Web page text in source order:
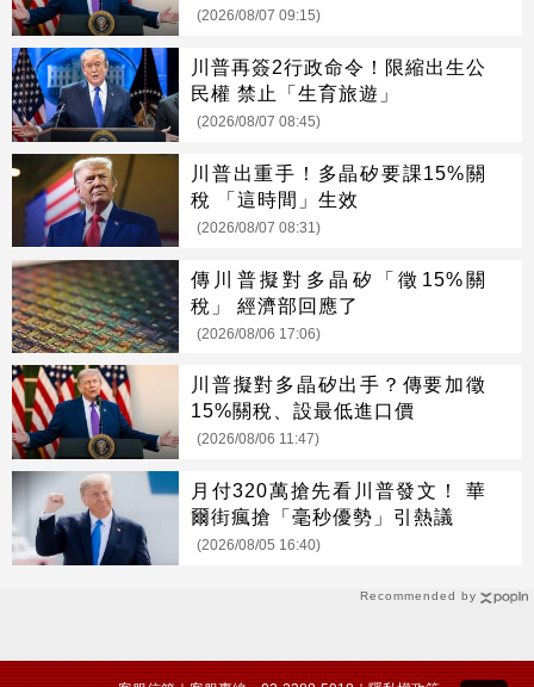
Recommended by
(2026/08/07 09:15)
川普再簽2行政命令！限縮出生公
民權 禁止「生育旅遊」
(2026/08/07 08:45)
川普出重手！多晶矽要課15%關
稅 「這時間」生效
(2026/08/07 08:31)
傳川普擬對多晶矽「徵15%關
稅」 經濟部回應了
(2026/08/06 17:06)
川普擬對多晶矽出手？傳要加徵
15%關稅、設最低進口價
(2026/08/06 11:47)
月付320萬搶先看川普發文！ 華
爾街瘋搶「毫秒優勢」引熱議
(2026/08/05 16:40)